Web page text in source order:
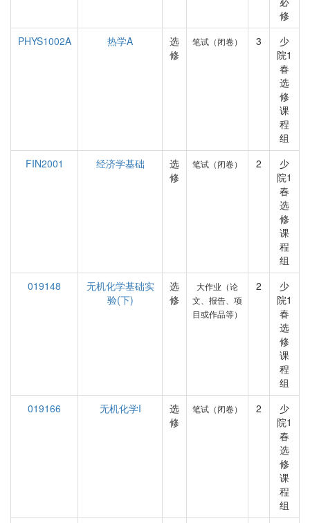
修
PHYS1002A
热学A
选
修
笔试（闭卷） 3
少
院1
春
选
修
课
程
组
FIN2001
经济学基础
选
修
笔试（闭卷） 2
少
院1
春
选
修
课
程
组
019148
无机化学基础实
验(下)
选
修
大作业（论
文、报告、项
目或作品等）
2
少
院1
春
选
修
课
程
组
019166
无机化学I
选
修
笔试（闭卷） 2
少
院1
春
选
修
课
程
组